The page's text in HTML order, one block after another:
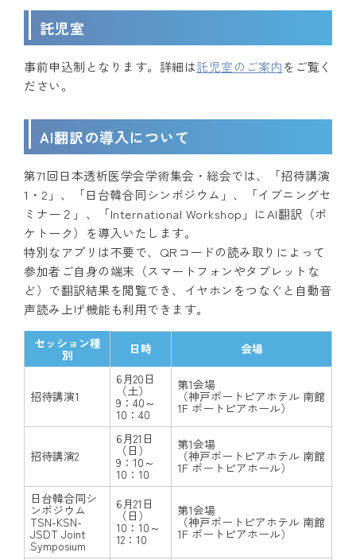
託児室
事前申込制となります。詳細は託児室のご案内をご覧く
ださい。
AI翻訳の導入について
第71回日本透析医学会学術集会・総会では、「招待講演
1・2」、「日台韓合同シンポジウム」、「イブニングセ
ミナー２」、「International Workshop」にAI翻訳（ポ
ケトーク）を導入いたします。
特別なアプリは不要で、QRコードの読み取りによって
参加者ご自身の端末（スマートフォンやタブレットな
ど）で翻訳結果を閲覧でき、イヤホンをつなぐと自動音
声読み上げ機能も利用できます。
セッション種
別 日時 会場
招待講演1
6月20日
（土）
9：40～
10：40
第1会場
（神戸ポートピアホテル 南館
1F ポートピアホール）
招待講演2
6月21日
（日）
9：10～
10：10
第1会場
（神戸ポートピアホテル 南館
1F ポートピアホール）
日台韓合同シ
ンポジウム
TSN-KSN-
JSDT Joint
Symposium
6月21日
（日）
10：10～
12：10
第1会場
（神戸ポートピアホテル 南館
1F ポートピアホール）